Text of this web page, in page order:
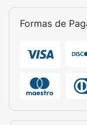
Formas de